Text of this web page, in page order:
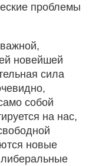
проблемы
новейшей
сила
собой
на нас,
новые
либеральные